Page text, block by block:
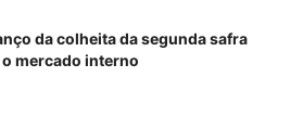
da colheita da segunda safra
mercado interno